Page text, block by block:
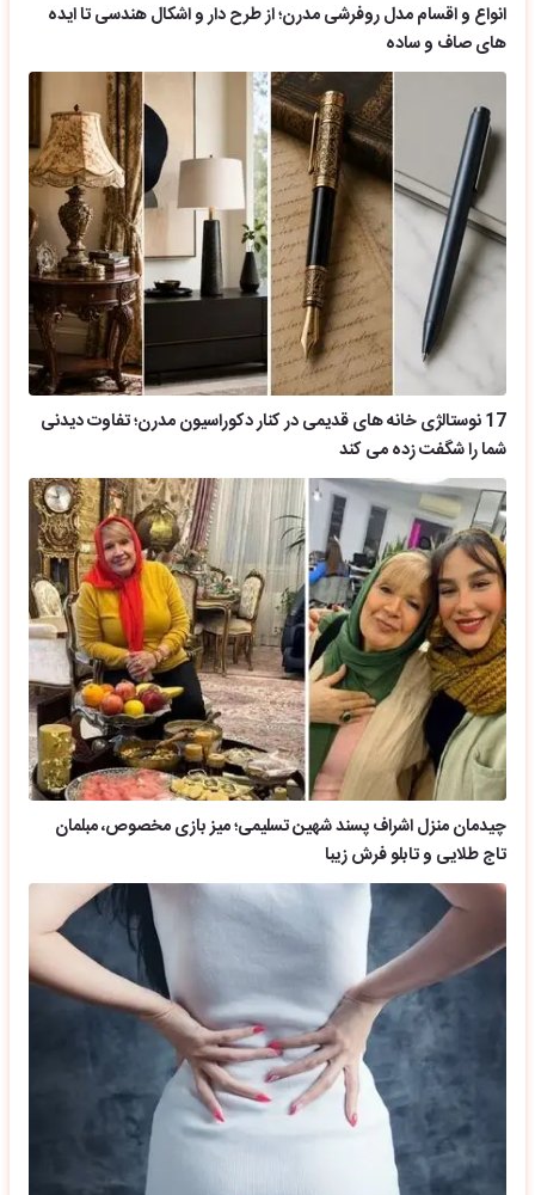
انواع و اقسام مدل روفرشی مدرن؛ از طرح دار و اشکال هندسی تا ایده
های صاف و ساده
17 نوستالژی خانه های قدیمی در کنار دکوراسیون مدرن؛ تفاوت دیدنی
شما را شگفت زده می کند
چیدمان منزل اشراف پسند شهین تسلیمی؛ میز بازی مخصوص، مبلمان
تاج طلایی و تابلو فرش زیبا